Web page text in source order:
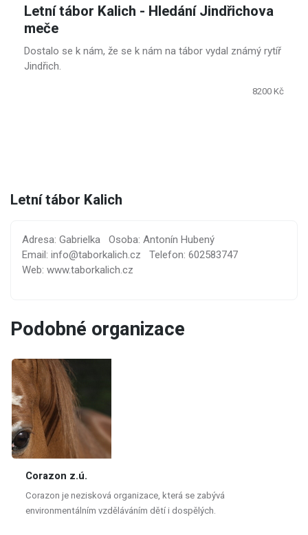
Letní tábor Kalich
Adresa: Gabrielka
Osoba: Antonín Hubený
Email: info@taborkalich.cz
Telefon: 602583747
Web: www.taborkalich.cz
Letní tábor Kalich - Hledání Jindřichova
meče
Dostalo se k nám, že se k nám na tábor vydal známý rytíř
Jindřich.
8200 Kč
Podobné organizace
Corazon z.ú.
Corazon je nezisková organizace, která se zabývá
environmentálním vzděláváním dětí i dospělých.